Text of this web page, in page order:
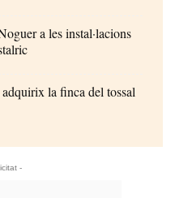
a les instal·lacions
la finca del tossal
-